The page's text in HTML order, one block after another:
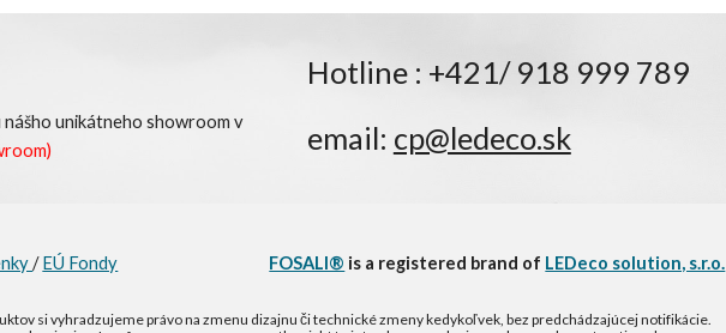
unikátneho showroom v
Hotline : +421/ 918 999 789
email: cp@ledeco.sk
/EÚ Fondy FOSALI® is a registered brand of LEDeco solution, s.r.o.
si vyhradzujeme právo na zmenu dizajnu či technické zmeny kedykoľvek, bez predchádzajúcej notifikácie.